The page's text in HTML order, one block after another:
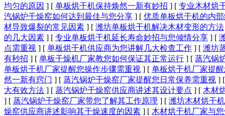
均匀的原因 ] [ 单板烘干机保持焕然一新有妙招 ] [ 专业木材烘
汽锅炉干燥窑如何达到最佳与您分享 ] [ 优质单板烘干机的内
材导致爆裂的常见因素 ] [ 潍坊单板烘干机解决木材变形的方法
的几大因素 ] [ 专业单板烘干机延长寿命妙招与您倾情分享 ] [
点需重视 ] [ 单板烘干机供应商为您讲解几大检查工作 ] [ 潍坊
有秒招 ] [ 单板干燥机厂家教您如何保证其正常运行 ] [ 蒸汽锅
单板烘干机厂家提醒您操作步骤需重视 ] [ 单板烘干机厂家提
然一新有窍门 ] [ 蒸汽锅炉干燥窑厂家提醒您日常保养需重视 ]
大有效方法 ] [ 蒸汽锅炉干燥窑供应商讲述其设计要点 ] [ 木材
] [ 蒸汽锅炉干燥窑厂家带您了解其工作原理 ] [ 潍坊木材烘干
燥窑供应商讲述影响其干燥速度的因素 ] [ 木材烘干机厂家与